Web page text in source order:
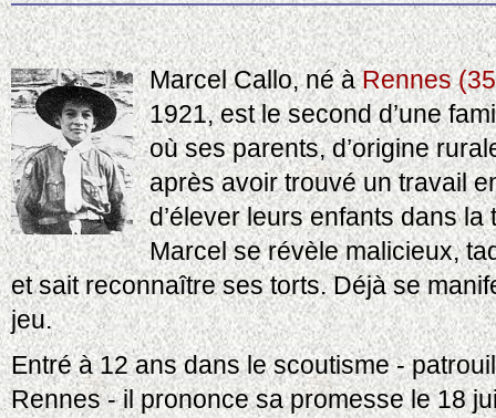
Marcel Callo, né àRennes
1921, est le second d’une
où ses parents, d’origine
après avoir trouvé un travail
d’élever leurs enfants dans la
Marcel se révèle malicieux,
et sait reconnaître ses torts. Déjà se
jeu.
Entré à 12 ans dans le scoutisme -
Rennes - il prononce sa promesse le 18